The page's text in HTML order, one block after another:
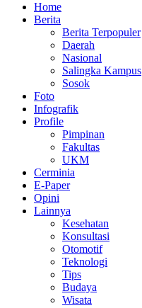
Home
Berita
Berita Terpopuler
Daerah
Nasional
Salingka Kampus
Sosok
Foto
Infografik
Profile
Pimpinan
Fakultas
UKM
Cerminia
E-Paper
Opini
Lainnya
Kesehatan
Konsultasi
Otomotif
Teknologi
Tips
Budaya
Wisata